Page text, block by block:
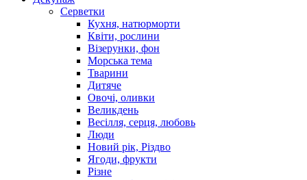
Серветки
Кухня, натюрморти
Квіти, рослини
Візерунки, фон
Морська тема
Тварини
Дитяче
Овочі, оливки
Великдень
Весілля, серця, любовь
Люди
Новий рік, Різдво
Ягоди, фрукти
Різне